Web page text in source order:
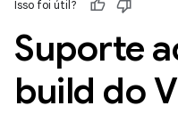
Isso foi útil?
Suporte
build do